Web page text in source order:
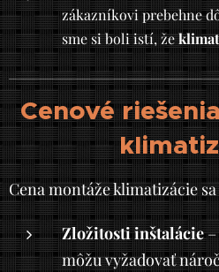
zákazníkovi prebehne
sme si boli istí, že
Cenové
Cena montáže klimatizácie
Zložitosti inštalácie–
môžu vyžadovať